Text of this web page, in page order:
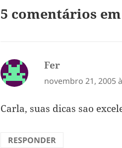
5 comentários
Fer
novembro 21, 2005
Carla, suas dicas sao
RESPONDER